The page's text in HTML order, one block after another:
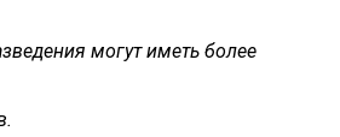
могут иметь более